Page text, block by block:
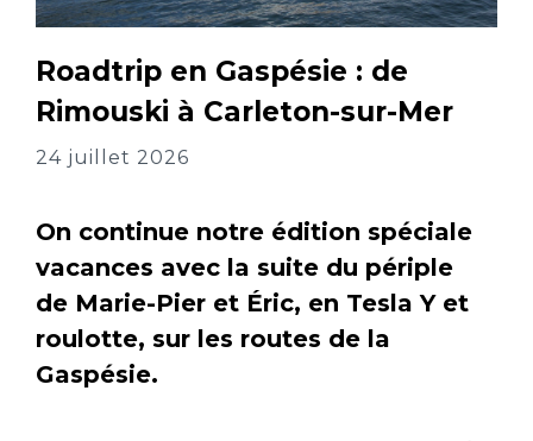
Roadtrip en Gaspésie : de
Rimouski à Carleton-sur-Mer
24 juillet 2026
On continue notre édition spéciale
vacances avec la suite du périple
de Marie-Pier et Éric, en Tesla Y et
roulotte, sur les routes de la
Gaspésie.